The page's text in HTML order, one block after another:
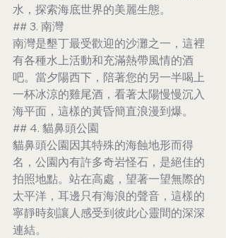
水，探索海底世界的美麗生態。
## 3. 南灣
南灣是墾丁最受歡迎的沙灘之一，這裡
有各種水上活動和充滿熱帶風情的酒
吧。當夕陽西下，陪著您的另一半喝上
一杯冰涼的雞尾酒，看著太陽慢慢沉入
海平面，這樣的黃昏簡直浪漫到爆。
## 4. 貓鼻頭公園
貓鼻頭公園因其特殊的海蝕地形而得
名，公園內有許多奇岩怪石，是絕佳的
拍照地點。站在高處，望著一望無際的
太平洋，耳邊只有海浪的聲音，這樣的
寧靜時刻讓人感受到彼此心靈間的深深
連結。